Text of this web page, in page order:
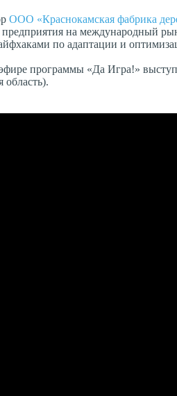
ООО «Краснокамская фабрика
на международный
по адаптации и
эфире программы «Да Игра!»
область).